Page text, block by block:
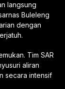
langsung
Buleleng
dengan
Tim SAR
aliran
secara intensif